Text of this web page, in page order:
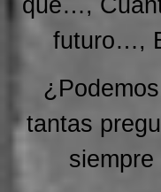
futuro…,
tantas